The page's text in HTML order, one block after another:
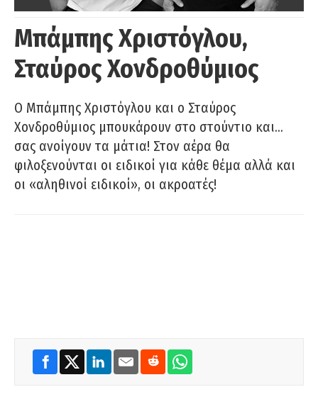
Μπάμπης Χριστόγλου,
Σταύρος Χονδροθύμιος
O Μπάμπης Χριστόγλου και ο Σταύρος
Χονδροθύμιος μπουκάρουν στο στούντιο και…
σας ανοίγουν τα μάτια! Στον αέρα θα
φιλοξενούνται οι ειδικοί για κάθε θέμα αλλά και
οι «αληθινοί ειδικοί», οι ακροατές!